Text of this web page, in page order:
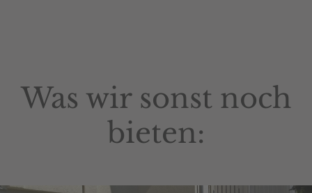
Was wir sonst noch
bieten: